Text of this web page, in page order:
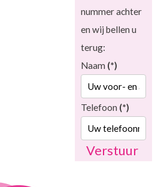
nummer achter
en wij bellen u
terug:
Naam (*)
Telefoon (*)
Verstuur